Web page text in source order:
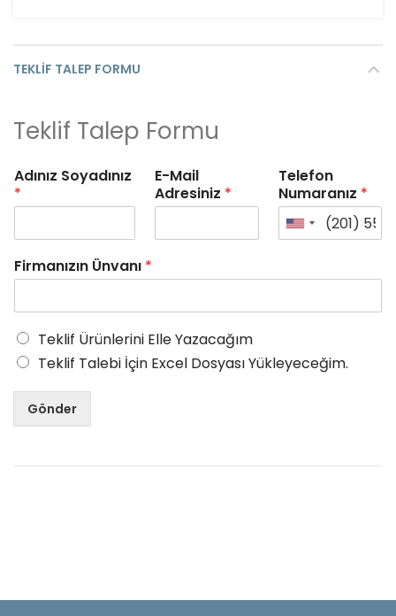
TEKLIF TALEP FORMU
Teklif Talep Formu
Adınız Soyadınız
*
E-Mail
Adresiniz *
Telefon
Numaranız *
Firmanızın Ünvanı *
Teklif Ürünlerini Elle Yazacağım
Teklif Talebi İçin Excel Dosyası Yükleyeceğim.
Gönder